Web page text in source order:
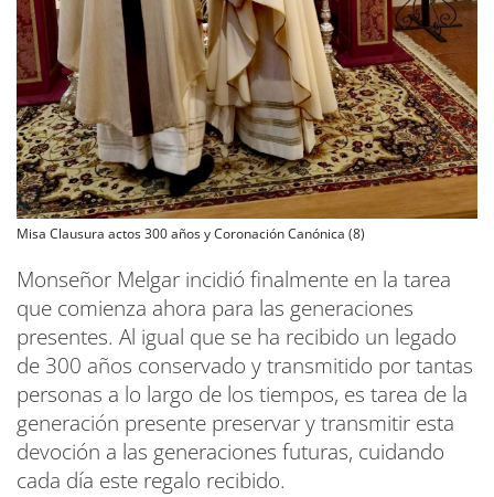
Misa Clausura actos 300 años y Coronación Canónica (8)
Monseñor Melgar incidió finalmente en la tarea
que comienza ahora para las generaciones
presentes. Al igual que se ha recibido un legado
de 300 años conservado y transmitido por tantas
personas a lo largo de los tiempos, es tarea de la
generación presente preservar y transmitir esta
devoción a las generaciones futuras, cuidando
cada día este regalo recibido.